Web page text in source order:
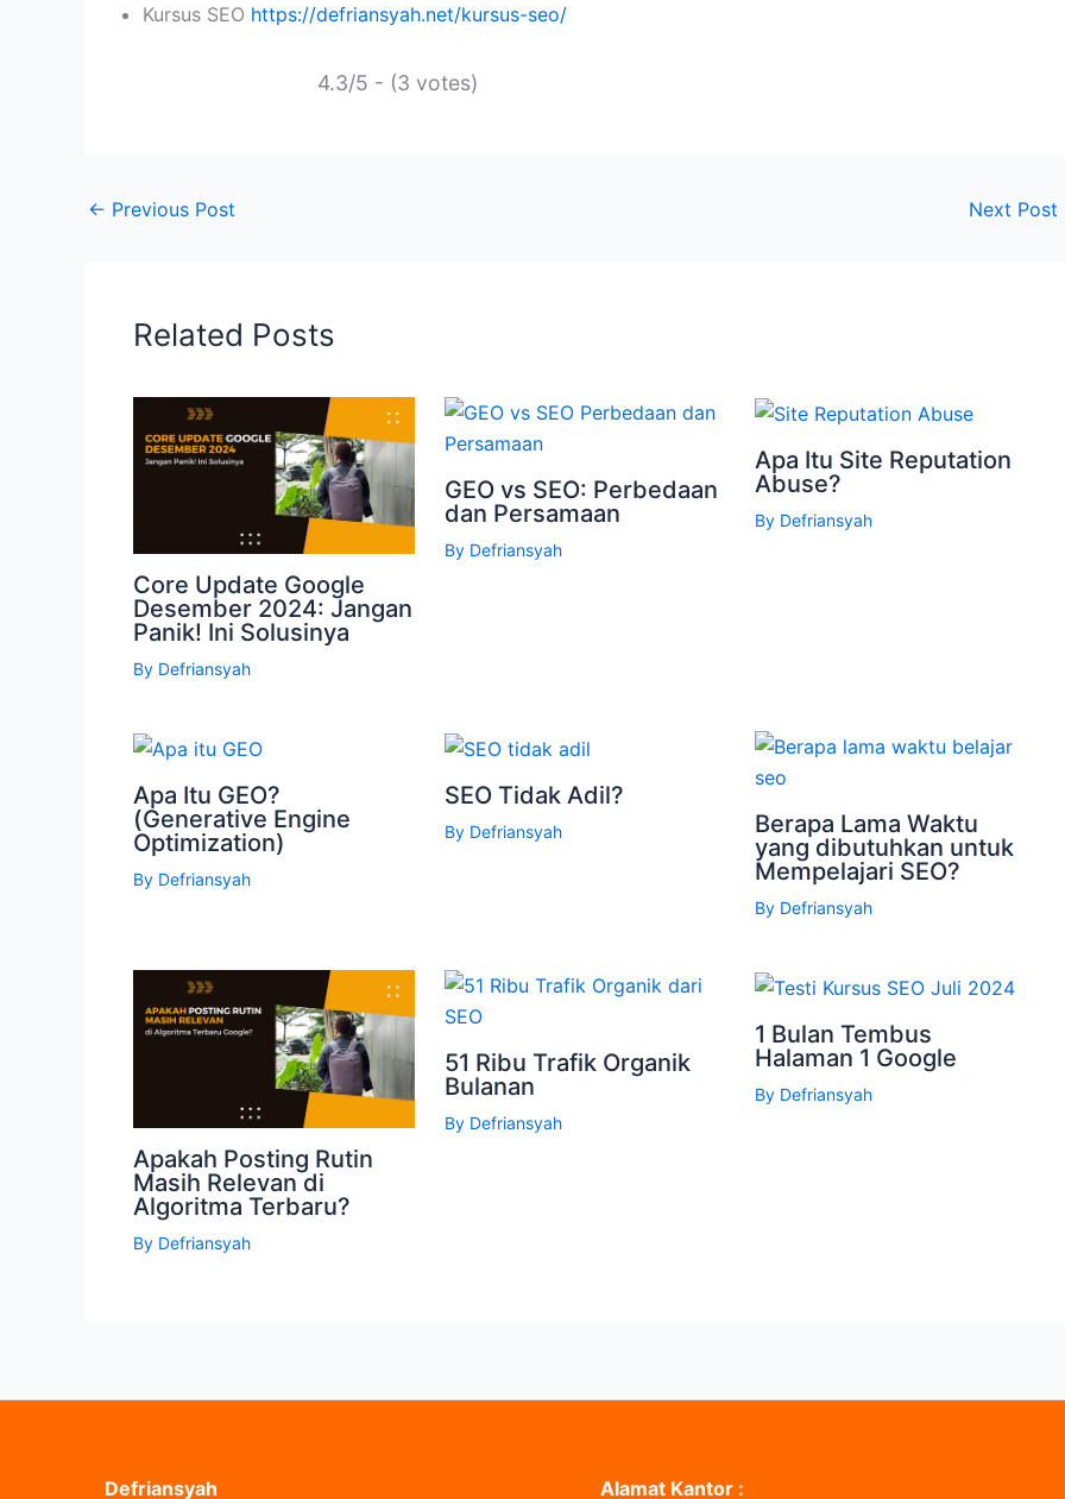
Kursus SEO https://defriansyah.net/kursus-seo/
4.3/5 - (3 votes)
← Previous Post Next Post
Related Posts
Core Update Google
Desember 2024: Jangan
Panik! Ini Solusinya
By Defriansyah
GEO vs SEO: Perbedaan
dan Persamaan
By Defriansyah
Apa Itu Site Reputation
Abuse?
By Defriansyah
Apa Itu GEO?
(Generative Engine
Optimization)
By Defriansyah
SEO Tidak Adil?
By Defriansyah
Berapa Lama Waktu
yang dibutuhkan untuk
Mempelajari SEO?
By Defriansyah
Apakah Posting Rutin
Masih Relevan di
Algoritma Terbaru?
By Defriansyah
51 Ribu Trafik Organik
Bulanan
By Defriansyah
1 Bulan Tembus
Halaman 1 Google
By Defriansyah
Defriansyah Alamat Kantor :